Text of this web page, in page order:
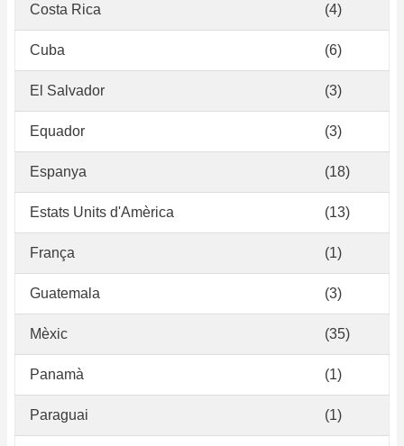
Costa Rica (4)
Cuba (6)
El Salvador (3)
Equador (3)
Espanya (18)
Estats Units d'Amèrica (13)
França (1)
Guatemala (3)
Mèxic (35)
Panamà (1)
Paraguai (1)